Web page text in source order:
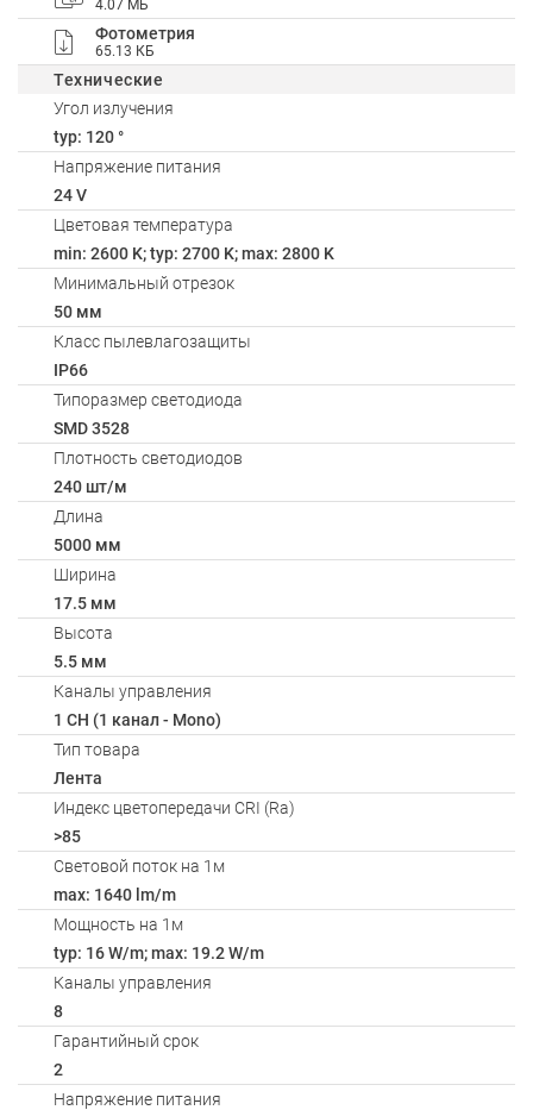
4.07 МБ
Фотометрия
65.13 КБ
Технические
Угол излучения
typ: 120 °
Напряжение питания
24 V
Цветовая температура
min: 2600 K; typ: 2700 K; max: 2800 K
Минимальный отрезок
50 мм
Класс пылевлагозащиты
IP66
Типоразмер светодиода
SMD 3528
Плотность светодиодов
240 шт/м
Длина
5000 мм
Ширина
17.5 мм
Высота
5.5 мм
Каналы управления
1 CH (1 канал - Mono)
Тип товара
Лента
Индекс цветопередачи CRI (Ra)
>85
Световой поток на 1м
max: 1640 lm/m
Мощность на 1м
typ: 16 W/m; max: 19.2 W/m
Каналы управления
8
Гарантийный срок
2
Напряжение питания